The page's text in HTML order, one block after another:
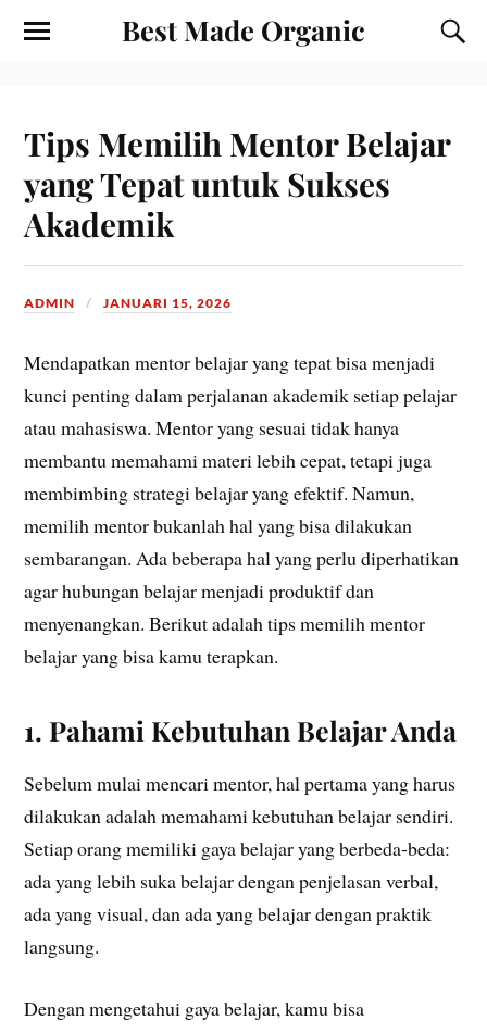
Best Made Organic
Tips Memilih Mentor Belajar
yang Tepat untuk Sukses
Akademik
ADMIN JANUARI 15, 2026
Mendapatkan mentor belajar yang tepat bisa menjadi
kunci penting dalam perjalanan akademik setiap pelajar
atau mahasiswa. Mentor yang sesuai tidak hanya
membantu memahami materi lebih cepat, tetapi juga
membimbing strategi belajar yang efektif. Namun,
memilih mentor bukanlah hal yang bisa dilakukan
sembarangan. Ada beberapa hal yang perlu diperhatikan
agar hubungan belajar menjadi produktif dan
menyenangkan. Berikut adalah tips memilih mentor
belajar yang bisa kamu terapkan.
1. Pahami Kebutuhan Belajar Anda
Sebelum mulai mencari mentor, hal pertama yang harus
dilakukan adalah memahami kebutuhan belajar sendiri.
Setiap orang memiliki gaya belajar yang berbeda-beda:
ada yang lebih suka belajar dengan penjelasan verbal,
ada yang visual, dan ada yang belajar dengan praktik
langsung.
Dengan mengetahui gaya belajar, kamu bisa